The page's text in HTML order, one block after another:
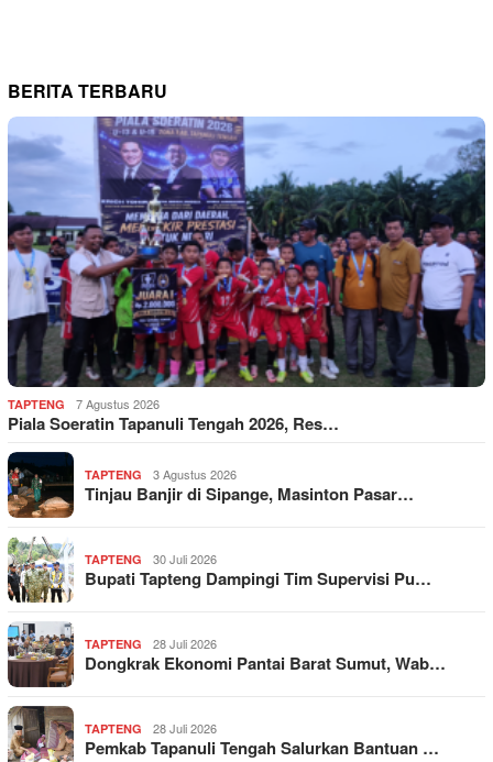
BERITA TERBARU
TAPTENG 7 Agustus 2026
Piala Soeratin Tapanuli Tengah 2026, Res…
TAPTENG 3 Agustus 2026
Tinjau Banjir di Sipange, Masinton Pasar…
TAPTENG 30 Juli 2026
Bupati Tapteng Dampingi Tim Supervisi Pu…
TAPTENG 28 Juli 2026
Dongkrak Ekonomi Pantai Barat Sumut, Wab…
TAPTENG 28 Juli 2026
Pemkab Tapanuli Tengah Salurkan Bantuan …